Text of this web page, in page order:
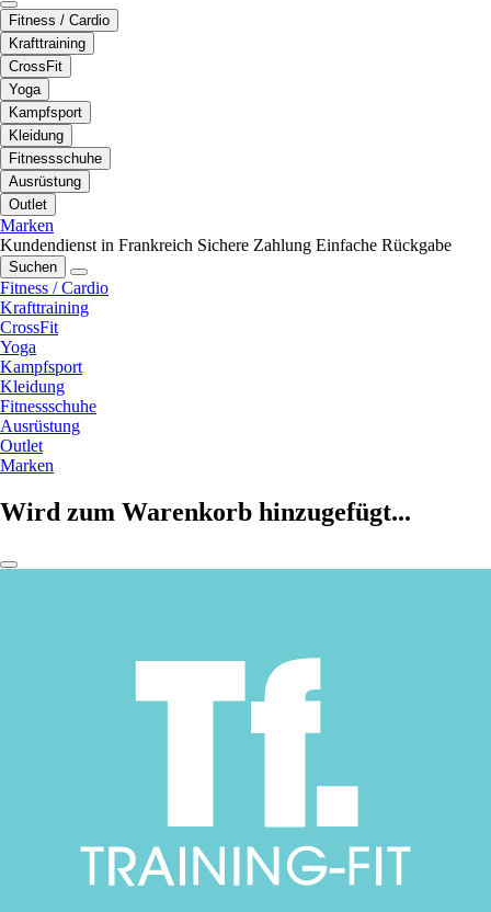
Fitness / Cardio
Krafttraining
CrossFit
Yoga
Kampfsport
Kleidung
Fitnessschuhe
Ausrüstung
Outlet
Marken
Kundendienst in Frankreich Sichere Zahlung Einfache Rückgabe
Suchen
Fitness / Cardio
Krafttraining
CrossFit
Yoga
Kampfsport
Kleidung
Fitnessschuhe
Ausrüstung
Outlet
Marken
Wird zum Warenkorb hinzugefügt...